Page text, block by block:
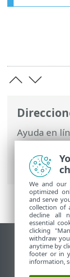
Ayuda en
Antivirus>
Web
Ver sitio
End of Life
Base de
We and our
optimized
and serve
collection of
decline all
essential
clicking
withdraw
anytime by
footer or in
information,